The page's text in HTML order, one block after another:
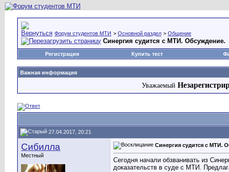
Форум студентов МТИ > Основной раздел > Общение
Синергия судится с МТИ. Обсуждение.
Регистрация Купить тест
Важная информация
Уважаемый
27.04.2017, 20:21
Сибилла
Местный
Синергия судится с МТИ.
Сегодня начали обзванивать из
доказательств в суде с МТИ.